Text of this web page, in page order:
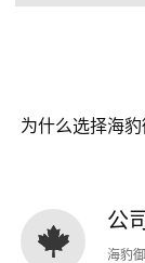
为什么选择海
公
海豹